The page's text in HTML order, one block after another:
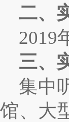
二、
2019
三、
集中
馆、大